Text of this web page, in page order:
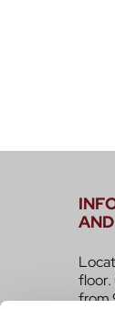
floor.
from